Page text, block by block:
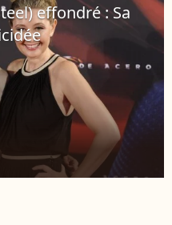
effondré : Sa